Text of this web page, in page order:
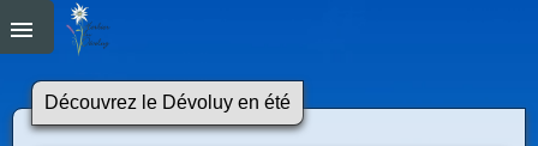
Découvrez le Dévoluy en été